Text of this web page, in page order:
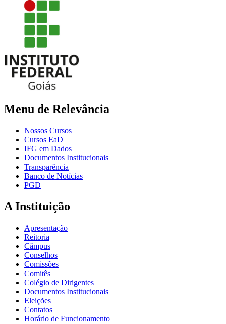
Menu de Relevância
Nossos Cursos
Cursos EaD
IFG em Dados
Documentos Institucionais
Transparência
Banco de Notícias
PGD
A Instituição
Apresentação
Reitoria
Câmpus
Conselhos
Comissões
Comitês
Colégio de Dirigentes
Documentos Institucionais
Eleições
Contatos
Horário de Funcionamento